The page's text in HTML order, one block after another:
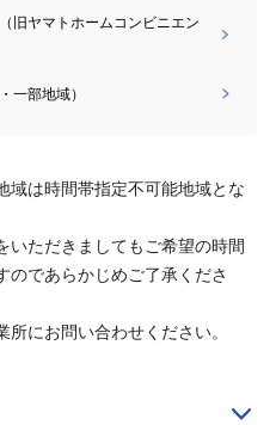
旧ヤマトホームコンビニエン
一部地域）
域は時間帯指定不可能地域とな
いただきましてもご希望の時間
のであらかじめご了承くださ
にお問い合わせください。